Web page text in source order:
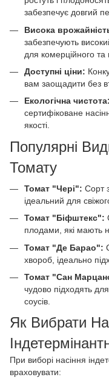
забезпечує довгий
Висока
забезпечують
для комерційного
Доступні ціни:
вам заощадити без
Екологічна чистота:
сертифіковане
якості.
Популярні
Томату
Томат "Чері": Сорт
ідеальний для
Томат "Біфштекс":
плодами, які мають
Томат "Де Барао":
хвороб, ідеально
Томат "Сан
чудово підходять
соусів.
Як Вибрати
При виборі насіння
враховувати: